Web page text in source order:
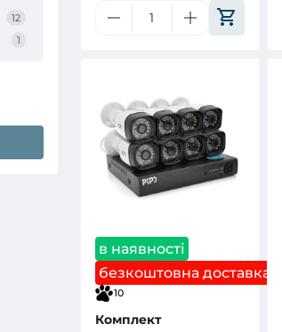
12
1
в наявності
безкоштовна доставка
10
Комплект